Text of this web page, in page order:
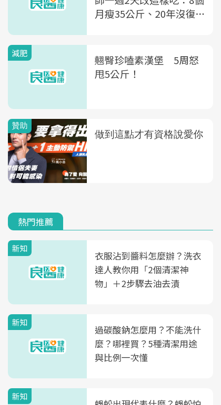
月瘦35公斤、20年沒復
減肥
翹臀珍嗑素漢堡 5周怒
甩5公斤！
熱門推薦
新知
衣服沾到醬料怎麼辦？洗衣
達人教你用「2個清潔神
物」＋2步驟去油去漬
新知
過碳酸鈉怎麼用？不能洗什
麼？哪裡買？5種清潔用途
與比例一次懂
新知